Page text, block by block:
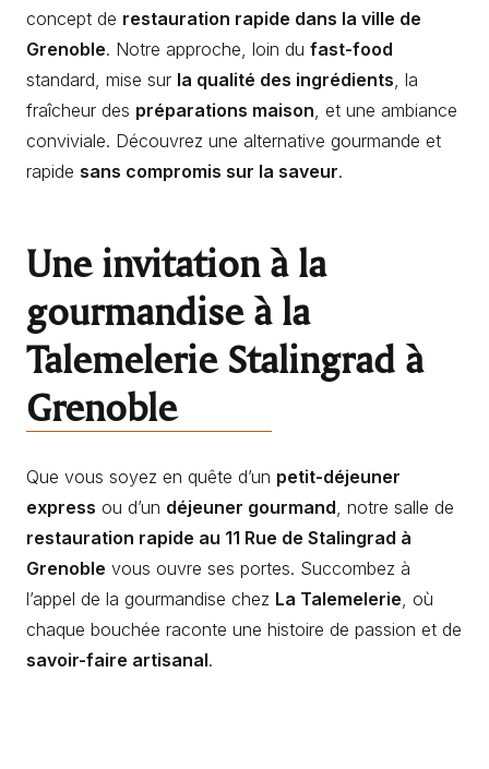
concept de restauration rapide dans la ville de
Grenoble. Notre approche, loin du fast-food
standard, mise sur la qualité des ingrédients , la
fraîcheur des préparations maison , et une ambiance
conviviale. Découvrez une alternative gourmande et
rapide sans compromis sur la saveur.
Une invitation à la
gourmandise à la
Talemelerie Stalingrad à
Grenoble
Que vous soyez en quête d’un petit-déjeuner
express ou d’un déjeuner gourmand , notre salle de
restauration rapide au 11 Rue de Stalingrad à
Grenoble vous ouvre ses portes. Succombez à
l’appel de la gourmandise chez La Talemelerie , où
chaque bouchée raconte une histoire de passion et de
savoir-faire artisanal.